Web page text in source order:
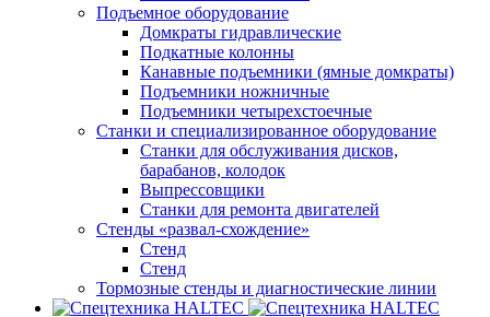
Подъемное оборудование
Домкраты гидравлические
Подкатные колонны
Канавные подъемники (ямные домкраты)
Подъемники ножничные
Подъемники четырехстоечные
Станки и специализированное оборудование
Станки для обслуживания дисков,
барабанов, колодок
Выпрессовщики
Станки для ремонта двигателей
Стенды «развал-схождение»
Стенд
Стенд
Тормозные стенды и диагностические линии